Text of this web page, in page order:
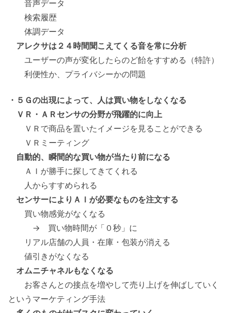
音声データ
検索履歴
体調データ
アレクサは２４時間聞こえてくる音を常に分析
ユーザーの声が変化したらのど飴をすすめる（特許）
利便性か、プライバシーかの問題
・５Ｇの出現によって、人は買い物をしなくなる
ＶＲ・ＡＲセンサの分野が飛躍的に向上
ＶＲで商品を置いたイメージを見ることができる
ＶＲミーティング
自動的、瞬間的な買い物が当たり前になる
ＡＩが勝手に探してきてくれる
人からすすめられる
センサーによりＡＩが必要なものを注文する
買い物感覚がなくなる
→ 買い物時間が「０秒」に
リアル店舗の人員・在庫・包装が消える
値引きがなくなる
オムニチャネルもなくなる
お客さんとの接点を増やして売り上げを伸ばしていく
というマーケティング手法